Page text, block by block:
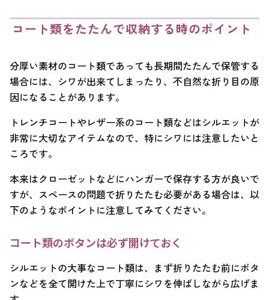
コート類をたたんで収納する時のポイント
分厚い素材のコート類であっても長期間たたんで保管する
場合には、シワが出来てしまったり、不自然な折り目の原
因になることがあります。
トレンチコートやレザー系のコート類などはシルエットが
非常に大切なアイテムなので、特にシワには注意したいと
ころです。
本来はクローゼットなどにハンガーで保存する方が良いで
すが、スペースの問題で折りたたむ必要がある場合は、以
下のようなポイントに注意してみてください。
コート類のボタンは必ず開けておく
シルエットの大事なコート類は、まず折りたたむ前にボタ
ンなどを全て開けた上で丁寧にシワを伸ばしながら広げま